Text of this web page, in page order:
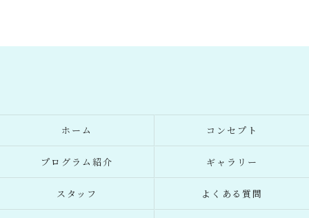
ホーム コンセプト
プログラム紹介 ギャラリー
スタッフ よくある質問